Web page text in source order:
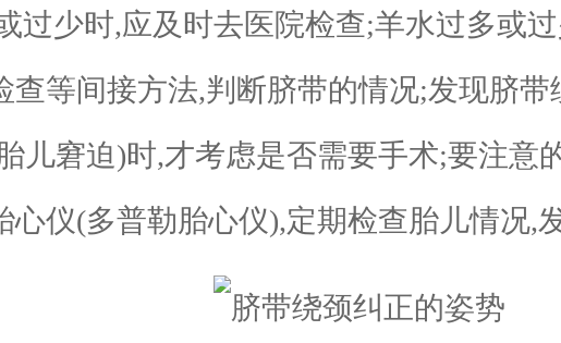
少时,应及时去医院检查;羊水过多或过
间接方法,判断脐带的情况;发现脐带
儿窘迫)时,才考虑是否需要手术;要注意
仪(多普勒胎心仪),定期检查胎儿情况,